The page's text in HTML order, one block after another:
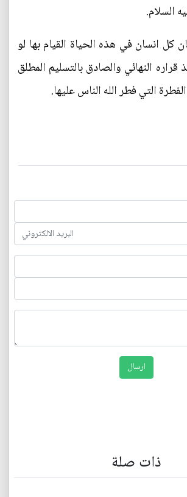
السلام.
كل انسان في هذه الحياة القيام بها لو
النهائي والصادق بالتسليم المطلق
التي فطر الله الناس عليها.
ذات صلة